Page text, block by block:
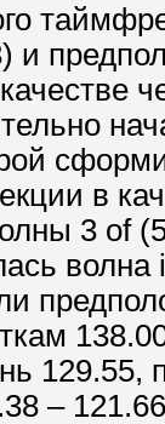
и
в
3 of
волна
129.55,
–